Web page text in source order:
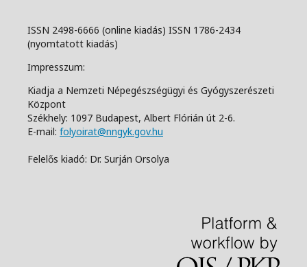
ISSN 2498-6666 (online kiadás) ISSN 1786-2434
(nyomtatott kiadás)
Impresszum:
Kiadja a Nemzeti Népegészségügyi és Gyógyszerészeti
Központ
Székhely: 1097 Budapest, Albert Flórián út 2-6.
E-mail: folyoirat@nngyk.gov.hu
Felelős kiadó: Dr. Surján Orsolya